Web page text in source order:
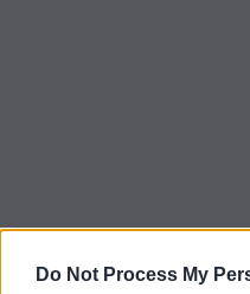
Do Not Process My